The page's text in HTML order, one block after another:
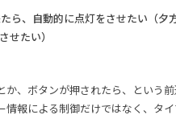
ら、自動的に点灯をさせたい（夕
せたい）
か、ボタンが押されたら、という
情報による制御だけではなく、タ